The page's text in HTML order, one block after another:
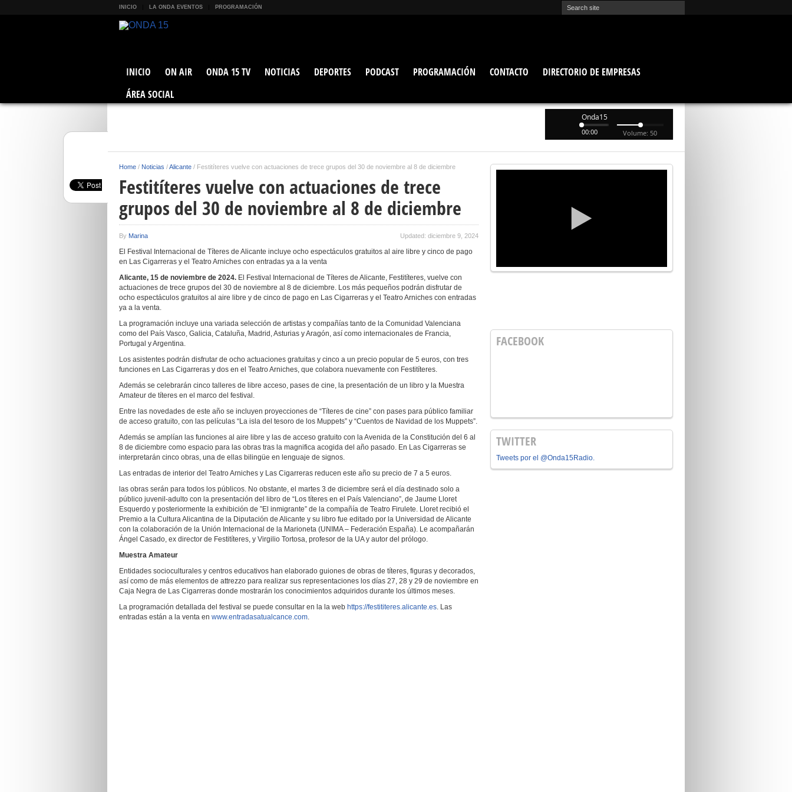
INICIO LA ONDA EVENTOS PROGRAMACIÓN
INICIO ON AIR ONDA 15 TV NOTICIAS DEPORTES PODCAST PROGRAMACIÓN CONTACTO
DIRECTORIO DE EMPRESAS
ÁREA SOCIAL
Onda15
00:00 Volume: 50
Home / Noticias /Alicante / Festitíteres vuelve con actuaciones de trece grupos del 30 de noviembre al 8 de diciembre
Festitíteres vuelve con actuaciones de trece
grupos del 30 de noviembre al 8 de diciembre
By Marina Updated: diciembre 9, 2024
El Festival Internacional de Títeres de Alicante incluye ocho espectáculos gratuitos al aire libre y cinco de pago
en Las Cigarreras y el Teatro Arniches con entradas ya a la venta
Alicante, 15 de noviembre de 2024. El Festival Internacional de Títeres de Alicante, Festitíteres, vuelve con
actuaciones de trece grupos del 30 de noviembre al 8 de diciembre. Los más pequeños podrán disfrutar de
ocho espectáculos gratuitos al aire libre y de cinco de pago en Las Cigarreras y el Teatro Arniches con entradas
ya a la venta.
La programación incluye una variada selección de artistas y compañías tanto de la Comunidad Valenciana
como del País Vasco, Galicia, Cataluña, Madrid, Asturias y Aragón, así como internacionales de Francia,
Portugal y Argentina.
Los asistentes podrán disfrutar de ocho actuaciones gratuitas y cinco a un precio popular de 5 euros, con tres
funciones en Las Cigarreras y dos en el Teatro Arniches, que colabora nuevamente con Festitíteres.
Además se celebrarán cinco talleres de libre acceso, pases de cine, la presentación de un libro y la Muestra
Amateur de títeres en el marco del festival.
Entre las novedades de este año se incluyen proyecciones de “Títeres de cine” con pases para público familiar
de acceso gratuito, con las películas “La isla del tesoro de los Muppets” y “Cuentos de Navidad de los Muppets”.
Además se amplían las funciones al aire libre y las de acceso gratuito con la Avenida de la Constitución del 6 al
8 de diciembre como espacio para las obras tras la magnifica acogida del año pasado. En Las Cigarreras se
interpretarán cinco obras, una de ellas bilingüe en lenguaje de signos.
Las entradas de interior del Teatro Arniches y Las Cigarreras reducen este año su precio de 7 a 5 euros.
las obras serán para todos los públicos. No obstante, el martes 3 de diciembre será el día destinado solo a
público juvenil-adulto con la presentación del libro de “Los títeres en el País Valenciano”, de Jaume Lloret
Esquerdo y posteriormente la exhibición de ”El inmigrante” de la compañía de Teatro Firulete. Lloret recibió el
Premio a la Cultura Alicantina de la Diputación de Alicante y su libro fue editado por la Universidad de Alicante
con la colaboración de la Unión Internacional de la Marioneta (UNIMA – Federación España). Le acompañarán
Ángel Casado, ex director de Festitíteres, y Virgilio Tortosa, profesor de la UA y autor del prólogo.
Muestra Amateur
Entidades socioculturales y centros educativos han elaborado guiones de obras de títeres, figuras y decorados,
así como de más elementos de attrezzo para realizar sus representaciones los días 27, 28 y 29 de noviembre en
Caja Negra de Las Cigarreras donde mostrarán los conocimientos adquiridos durante los últimos meses.
La programación detallada del festival se puede consultar en la la web https://festititeres.alicante.es. Las
entradas están a la venta en www.entradasatualcance.com.
FACEBOOK
TWITTER
Tweets por el @Onda15Radio.